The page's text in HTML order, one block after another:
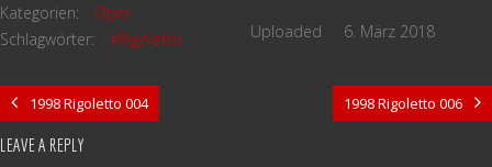
Kategorien:
Oper
Schlagwörter:
#Rigoletto Uploaded 6. März 2018
1998 Rigoletto 004 1998 Rigoletto 006
LEAVE A REPLY